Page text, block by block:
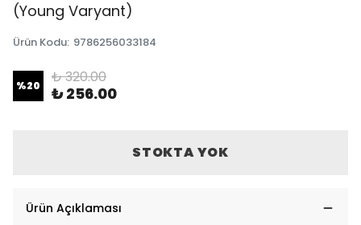
(Young Varyant)
Ürün Kodu: 9786256033184
%20 ₺ 320.00
₺ 256.00
STOKTA YOK
Ürün Açıklaması